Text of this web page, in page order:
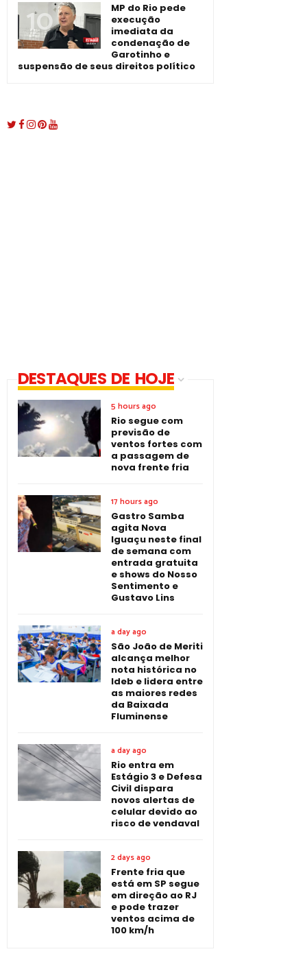
MP do Rio pede
execução
imediata da
condenação de
Garotinho e
suspensão de seus direitos político
DESTAQUES DE HOJE
5 hours ago
Rio segue com
previsão de
ventos fortes com
a passagem de
nova frente fria
17 hours ago
Gastro Samba
agita Nova
Iguaçu neste final
de semana com
entrada gratuita
e shows do Nosso
Sentimento e
Gustavo Lins
a day ago
São João de Meriti
alcança melhor
nota histórica no
Ideb e lidera entre
as maiores redes
da Baixada
Fluminense
a day ago
Rio entra em
Estágio 3 e Defesa
Civil dispara
novos alertas de
celular devido ao
risco de vendaval
2 days ago
Frente fria que
está em SP segue
em direção ao RJ
e pode trazer
ventos acima de
100 km/h